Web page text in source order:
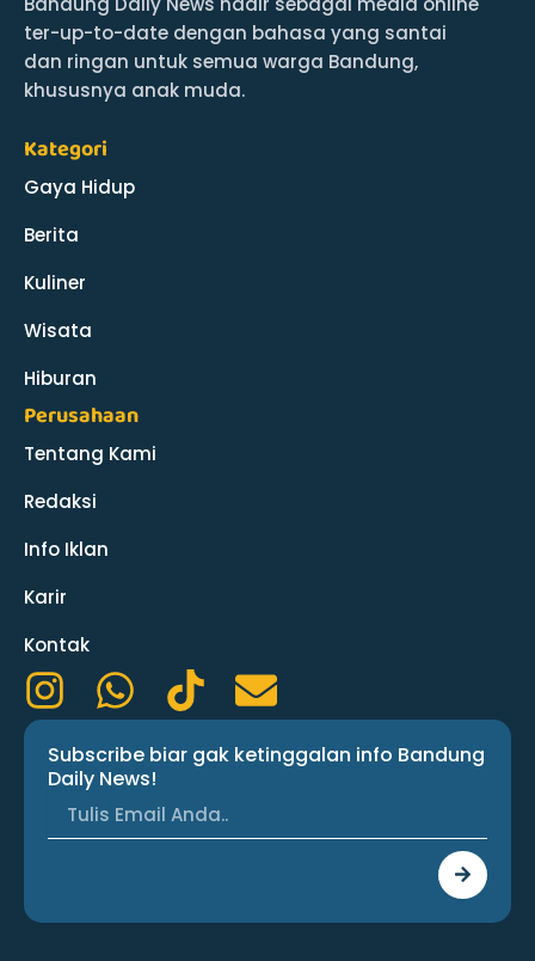
ter-up-to-date dengan bahasa yang santai
dan ringan untuk semua warga Bandung,
khususnya anak muda.
Kategori
Gaya Hidup
Berita
Kuliner
Wisata
Hiburan
Perusahaan
Tentang Kami
Redaksi
Info Iklan
Karir
Kontak
I
n
s
a
r
W
h
a
t
s
p
T
i
k
t
o
E
n
v
l
p
Subscribe biar gak ketinggalan info Bandung
Daily News!
Submit